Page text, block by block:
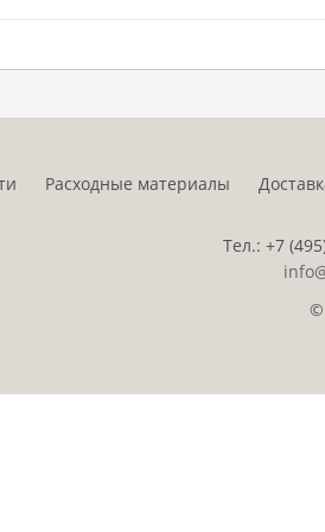
Расходные материалы
Тел.: +7
©